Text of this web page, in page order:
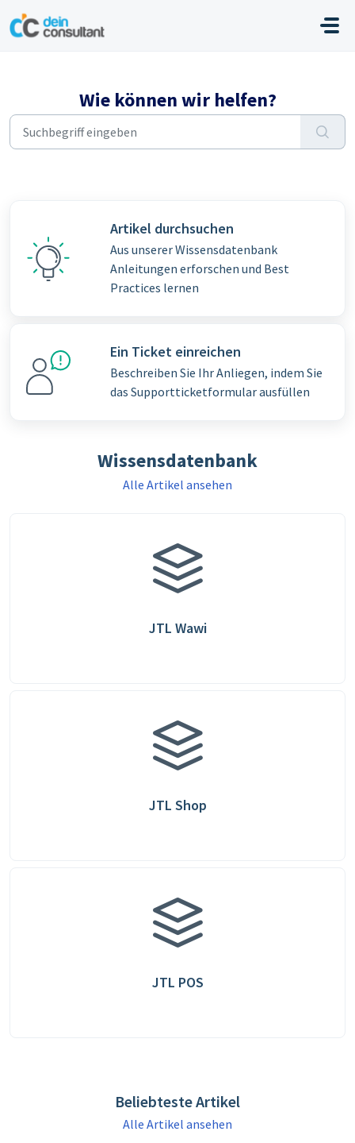
Wie können wir helfen?
Artikel durchsuchen
Aus unserer Wissensdatenbank
Anleitungen erforschen und Best
Practices lernen
Ein Ticket einreichen
Beschreiben Sie Ihr Anliegen, indem Sie
das Supportticketformular ausfüllen
Wissensdatenbank
Alle Artikel ansehen
JTL Wawi
JTL Shop
JTL POS
Beliebteste Artikel
Alle Artikel ansehen